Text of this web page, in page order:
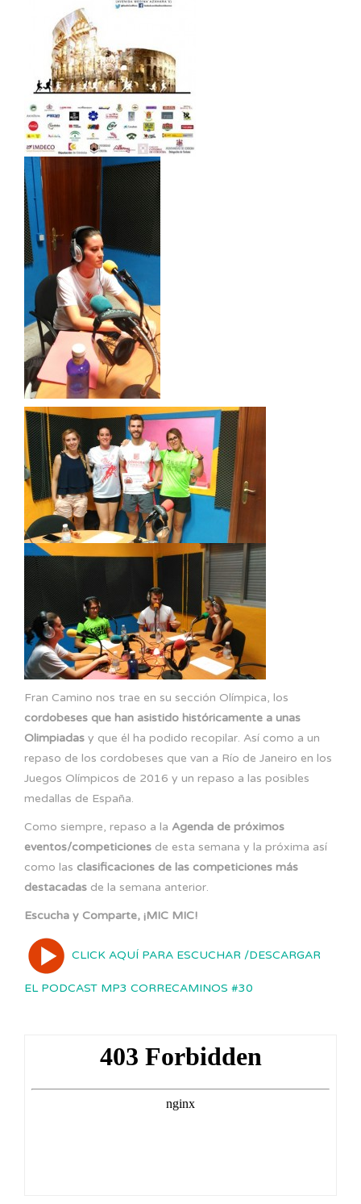
Fran Camino nos trae en su sección Olímpica, los
cordobeses que han asistido históricamente a unas
Olimpiadas y que él ha podido recopilar. Así como a un
repaso de los cordobeses que van a Río de Janeiro en los
Juegos Olímpicos de 2016 y un repaso a las posibles
medallas de España.
Como siempre, repaso a la Agenda de próximos
eventos/competiciones de esta semana y la próxima así
como las clasificaciones de las competiciones más
destacadas de la semana anterior.
Escucha y Comparte, ¡MIC MIC!
CLICK AQUÍ PARA ESCUCHAR /DESCARGAR
EL PODCAST MP3 CORRECAMINOS #30